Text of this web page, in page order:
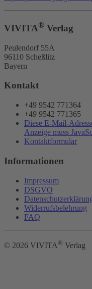
VIVITA® Verlag
Peulendorf 55A
96110 Scheßlitz
Bayern
Kontakt
+49 9542 771364
+49 9542 771365
Diese E-Mail-
Anzeige muss
Kontaktformular
Informationen
Impressum
DSGVO
Widerrufsbelehrung
FAQ
© 2026 VIVITA® Verlag